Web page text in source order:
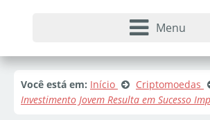
Menu
Você está em: Início Criptomoedas
Investimento Jovem Resulta em Sucesso